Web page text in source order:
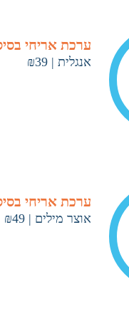
ערכת אריחי
אנגלית |
₪39
ערכת אריחי
אוצר מילים |
₪49